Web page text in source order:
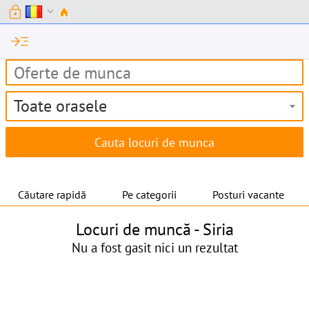
lock expand_more
read_more
Toate orasele
Căutare rapidă Pe categorii Posturi vacante
Locuri de muncă -Siria
Nu a fost gasit nici un rezultat